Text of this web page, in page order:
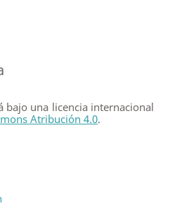
bajo una licencia internacional
Atribución 4.0.